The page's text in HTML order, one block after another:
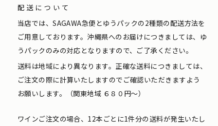
配送について
当店では、SAGAWA急便とゆうパックの2種類の配送方法を
ご用意しております。沖縄県へのお届けにつきましては、ゆ
うパックのみの対応となりますので、ご了承ください。
送料は地域により異なります。正確な送料につきましては、
ご注文の際に計算いたしますのでご確認いただきますよう
お願いします。（関東地域 ６８０円〜）
ワインご注文の場合、12本ごとに1件分の送料が発生いたし